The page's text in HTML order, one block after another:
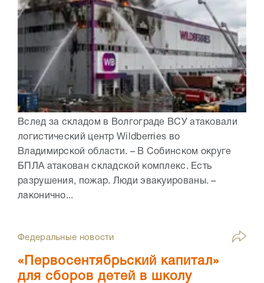
Вслед за складом в Волгограде ВСУ атаковали
логистический центр Wildberries во
Владимирской области. – В Собинском округе
БПЛА атакован складской комплекс. Есть
разрушения, пожар. Люди эвакуированы. –
лаконично...
Федеральные новости
«Первосентябрьский капитал»
для сборов детей в школу